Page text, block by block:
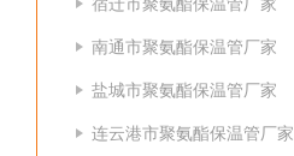
南通市聚氨酯保温管厂家
盐城市聚氨酯保温管厂家
连云港市聚氨酯保温管厂家